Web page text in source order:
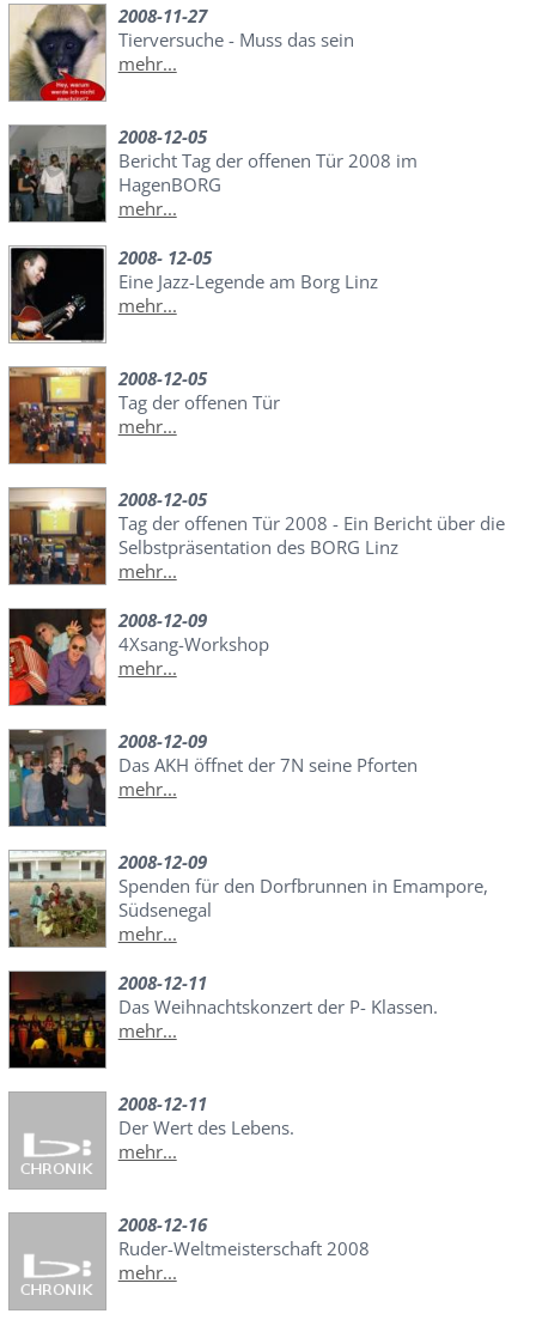
2008-11-27
Tierversuche - Muss das sein
mehr...
2008-12-05
Bericht Tag der offenen Tür 2008 im
HagenBORG
mehr...
2008- 12-05
Eine Jazz-Legende am Borg Linz
mehr...
2008-12-05
Tag der offenen Tür
mehr...
2008-12-05
Tag der offenen Tür 2008 - Ein Bericht über die
Selbstpräsentation des BORG Linz
mehr...
2008-12-09
4Xsang-Workshop
mehr...
2008-12-09
Das AKH öffnet der 7N seine Pforten
mehr...
2008-12-09
Spenden für den Dorfbrunnen in Emampore,
Südsenegal
mehr...
2008-12-11
Das Weihnachtskonzert der P- Klassen.
mehr...
2008-12-11
Der Wert des Lebens.
mehr...
2008-12-16
Ruder-Weltmeisterschaft 2008
mehr...